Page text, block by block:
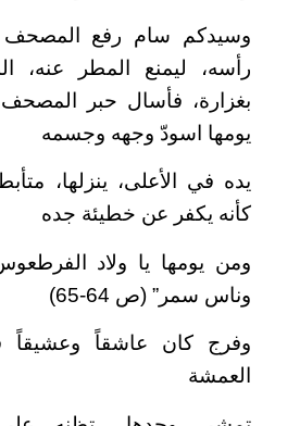
وسيدكم سام رفع المصحف
رأسه، ليمنع المطر عنه،
بغزارة، فأسال حبر
يومها اسودّ وجهه وجسمه
يده في الأعلى، ينزلها،
كأنه يكفر عن خطيئة جده
ومن يومها يا ولاد
وناس سمر” (ص 64-65)
وفرج كان عاشقاً وعشيقاً
العمشة